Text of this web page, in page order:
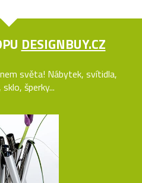
DESIGNBUY.CZ
světa! Nábytek, svítidla,
šperky...